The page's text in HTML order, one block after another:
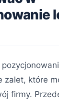
zalet, które
firmy.